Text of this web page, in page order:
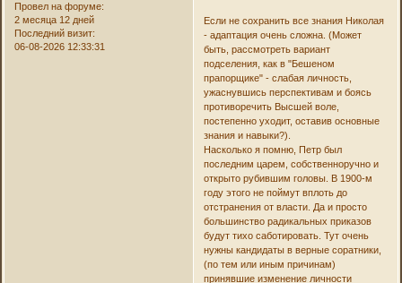
Провел на форуме:
2 месяца 12 дней
Последний визит:
06-08-2026 12:33:31
Если не сохранить все знания Николая
- адаптация очень сложна. (Может
быть, рассмотреть вариант
подселения, как в "Бешеном
прапорщике" - слабая личность,
ужаснувшись перспективам и боясь
противоречить Высшей воле,
постепенно уходит, оставив основные
знания и навыки?).
Насколько я помню, Петр был
последним царем, собственноручно и
открыто рубившим головы. В 1900-м
году этого не поймут вплоть до
отстранения от власти. Да и просто
большинство радикальных приказов
будут тихо саботировать. Тут очень
нужны кандидаты в верные соратники,
(по тем или иным причинам)
принявшие изменение личности